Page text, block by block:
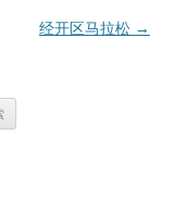
经开区马拉松 →